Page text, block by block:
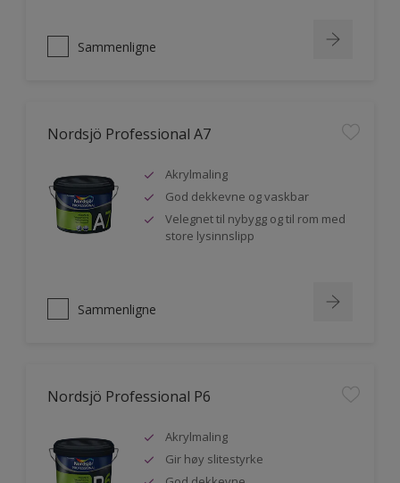
Sammenligne
Nordsjö Professional A7
Akrylmaling
God dekkevne og vaskbar
Velegnet til nybygg og til rom med
store lysinnslipp
Sammenligne
Nordsjö Professional P6
Akrylmaling
Gir høy slitestyrke